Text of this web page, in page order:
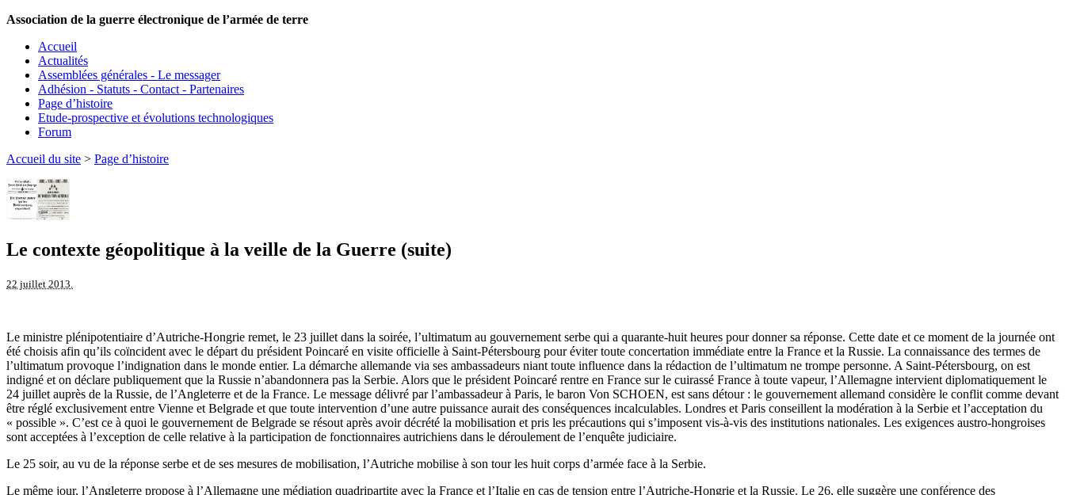
Association de la guerre électronique de l’armée de terre
Accueil
Actualités
Assemblées générales - Le messager
Adhésion - Statuts - Contact - Partenaires
Page d’histoire
Etude-prospective et évolutions technologiques
Forum
Accueil du site > Page d’histoire
Le contexte géopolitique à la veille de la Guerre (suite)
22 juillet 2013.
Le ministre plénipotentiaire d’Autriche-Hongrie remet, le 23 juillet dans la soirée, l’ultimatum au gouvernement serbe qui a quarante-huit heures pour donner sa réponse. Cette date et ce moment de la journée ont
été choisis afin qu’ils coïncident avec le départ du président Poincaré en visite officielle à Saint-Pétersbourg pour éviter toute concertation immédiate entre la France et la Russie. La connaissance des termes de
l’ultimatum provoque l’indignation dans le monde entier. La démarche allemande via ses ambassadeurs niant toute influence dans la rédaction de l’ultimatum ne trompe personne. A Saint-Pétersbourg, on est
indigné et on déclare publiquement que la Russie n’abandonnera pas la Serbie. Alors que le président Poincaré rentre en France sur le cuirassé France à toute vapeur, l’Allemagne intervient diplomatiquement le
24 juillet auprès de la Russie, de l’Angleterre et de la France. Le message délivré par l’ambassadeur à Paris, le baron Von SCHOEN, est sans détour : le gouvernement allemand considère le conflit comme devant
être réglé exclusivement entre Vienne et Belgrade et que toute intervention d’une autre puissance aurait des conséquences incalculables. Londres et Paris conseillent la modération à la Serbie et l’acceptation du
« possible ». C’est ce à quoi le gouvernement de Belgrade se résout après avoir décrété la mobilisation et pris les précautions qui s’imposent vis-à-vis des institutions nationales. Les exigences austro-hongroises
sont acceptées à l’exception de celle relative à la participation de fonctionnaires autrichiens dans le déroulement de l’enquête judiciaire.
Le 25 soir, au vu de la réponse serbe et de ses mesures de mobilisation, l’Autriche mobilise à son tour les huit corps d’armée face à la Serbie.
Le même jour, l’Angleterre propose à l’Allemagne une médiation quadripartite avec la France et l’Italie en cas de tension entre l’Autriche-Hongrie et la Russie. Le 26, elle suggère une conférence des